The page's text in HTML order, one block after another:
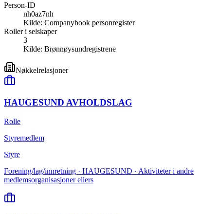
Person-ID
nh0az7nh
Kilde: Companybook personregister
Roller i selskaper
3
Kilde: Brønnøysundregistrene
Nøkkelrelasjoner
HAUGESUND AVHOLDSLAG
Rolle
Styremedlem
Styre
Forening/lag/innretning · HAUGESUND · Aktiviteter i andre
medlemsorganisasjoner ellers